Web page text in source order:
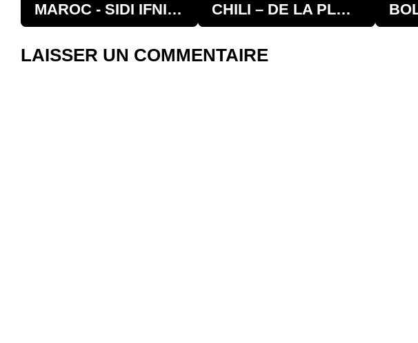
MAROC - SIDI IFNI À LAMSID EN 666 KM CHILI – DE LA PLAGE PULLAY À LOYCA EN 464 KM
LAISSER UN COMMENTAIRE